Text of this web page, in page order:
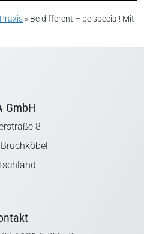
,Fehlerstromschutzschalter,
» Be different – be special! Mit
GmbH
8